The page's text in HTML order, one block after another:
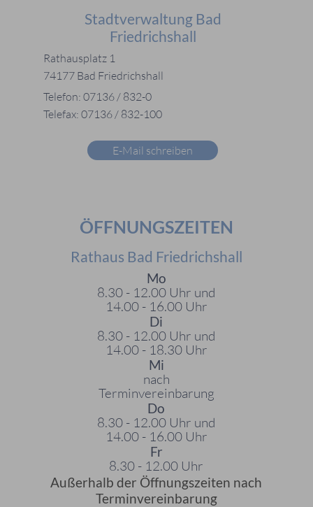
Stadtverwaltung Bad
Friedrichshall
Rathausplatz 1
74177 Bad Friedrichshall
Telefon: 07136 / 832-0
Telefax: 07136 / 832-100
E-Mail schreiben
ÖFFNUNGSZEITEN
Rathaus Bad Friedrichshall
Mo
8.30 - 12.00 Uhr und
14.00 - 16.00 Uhr
Di
8.30 - 12.00 Uhr und
14.00 - 18.30 Uhr
Mi
nach
Terminvereinbarung
Do
8.30 - 12.00 Uhr und
14.00 - 16.00 Uhr
Fr
8.30 - 12.00 Uhr
Außerhalb der Öffnungszeiten nach
Terminvereinbarung